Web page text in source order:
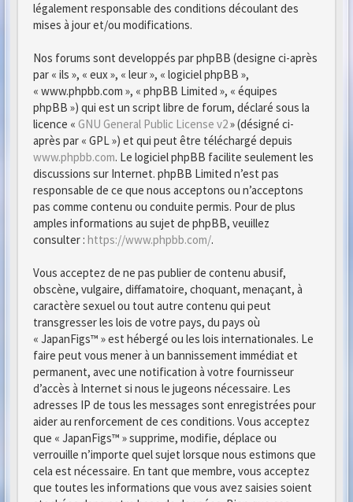
légalement responsable des conditions découlant des
mises à jour et/ou modifications.
Nos forums sont developpés par phpBB (designe ci-après
par « ils », « eux », « leur », « logiciel phpBB »,
« www.phpbb.com », « phpBB Limited », « équipes
phpBB ») qui est un script libre de forum, déclaré sous la
licence « GNU General Public License v2» (désigné ci-
après par « GPL ») et qui peut être téléchargé depuis
www.phpbb.com. Le logiciel phpBB facilite seulement les
discussions sur Internet. phpBB Limited n’est pas
responsable de ce que nous acceptons ou n’acceptons
pas comme contenu ou conduite permis. Pour de plus
amples informations au sujet de phpBB, veuillez
consulter : https://www.phpbb.com/.
Vous acceptez de ne pas publier de contenu abusif,
obscène, vulgaire, diffamatoire, choquant, menaçant, à
caractère sexuel ou tout autre contenu qui peut
transgresser les lois de votre pays, du pays où
« JapanFigs™ » est hébergé ou les lois internationales. Le
faire peut vous mener à un bannissement immédiat et
permanent, avec une notification à votre fournisseur
d’accès à Internet si nous le jugeons nécessaire. Les
adresses IP de tous les messages sont enregistrées pour
aider au renforcement de ces conditions. Vous acceptez
que « JapanFigs™ » supprime, modifie, déplace ou
verrouille n’importe quel sujet lorsque nous estimons que
cela est nécessaire. En tant que membre, vous acceptez
que toutes les informations que vous avez saisies soient